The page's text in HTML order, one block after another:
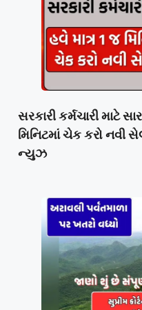
સરકારી કર્મચારી માટે
મિનિટમાં ચેક કરો નવી
ન્યુઝ